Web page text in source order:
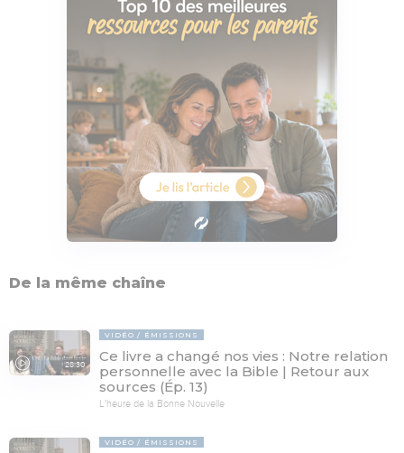
De la même chaîne
28:30
VIDÉO ÉMISSIONS
Ce livre a changé nos vies : Notre relation
personnelle avec la Bible | Retour aux
sources (Ép. 13)
L'heure de la Bonne Nouvelle
VIDÉO ÉMISSIONS